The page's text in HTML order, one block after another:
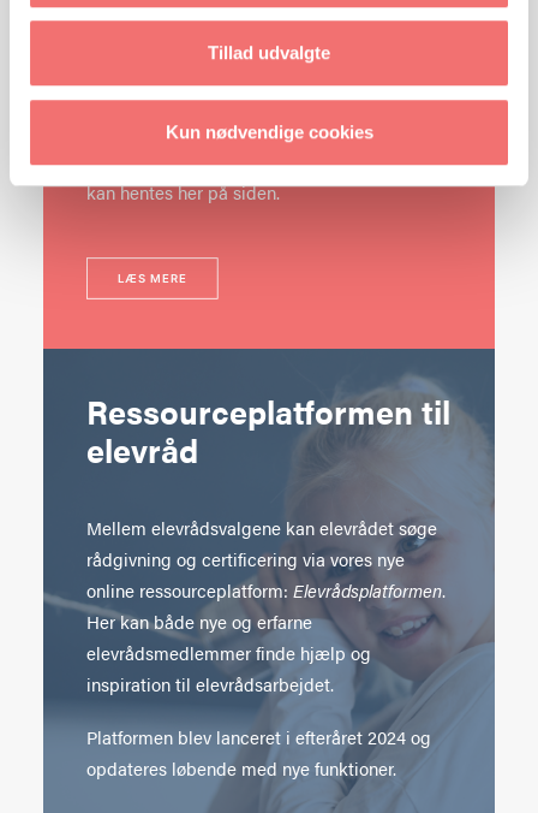
Tillad udvalgte
Kun nødvendige cookies
ligger i uge 36 og er for jer, som ønsker at
arbejde med elevernes demokratiske
ramme om det årlige elevrådsvalg.
Valg- og undervisningsmaterialer er gratis og
kan hentes her på siden.
LÆS MERE
Ressourceplatformen til
elevråd
Mellem elevrådsvalgene kan elevrådet søge
rådgivning og certificering via vores nye
online ressourceplatform: Elevrådsplatformen.
Her kan både nye og erfarne
elevrådsmedlemmer finde hjælp og
inspiration til elevrådsarbejdet.
Platformen blev lanceret i efteråret 2024 og
opdateres løbende med nye funktioner.